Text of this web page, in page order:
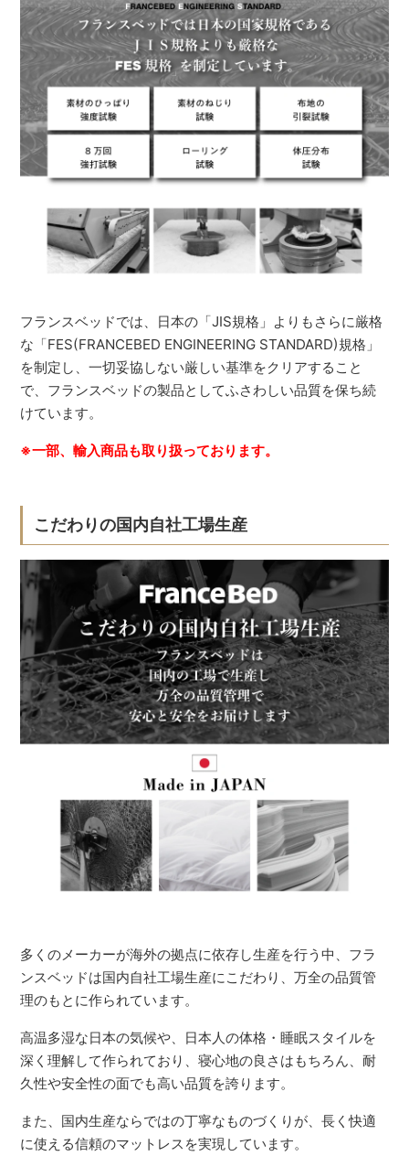
フランスベッドでは、日本の「JIS規格」よりもさらに厳格
な「FES(FRANCEBED ENGINEERING STANDARD)規格」
を制定し、一切妥協しない厳しい基準をクリアすること
で、フランスベッドの製品としてふさわしい品質を保ち続
けています。
※一部、輸入商品も取り扱っております。
こだわりの国内自社工場生産
多くのメーカーが海外の拠点に依存し生産を行う中、フラ
ンスベッドは国内自社工場生産にこだわり、万全の品質管
理のもとに作られています。
高温多湿な日本の気候や、日本人の体格・睡眠スタイルを
深く理解して作られており、寝心地の良さはもちろん、耐
久性や安全性の面でも高い品質を誇ります。
また、国内生産ならではの丁寧なものづくりが、長く快適
に使える信頼のマットレスを実現しています。